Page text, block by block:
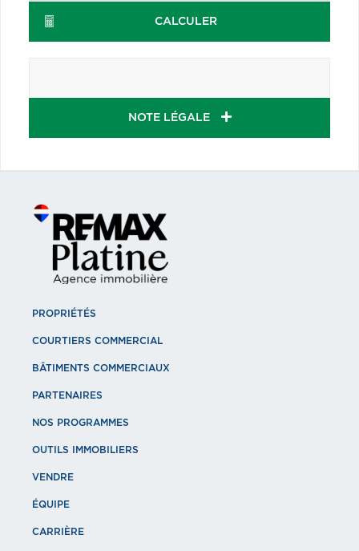
CALCULER
NOTE LÉGALE
PROPRIÉTÉS
COURTIERS COMMERCIAL
BÂTIMENTS COMMERCIAUX
PARTENAIRES
NOS PROGRAMMES
OUTILS IMMOBILIERS
VENDRE
ÉQUIPE
CARRIÈRE